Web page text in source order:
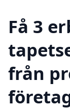
Få 3
från